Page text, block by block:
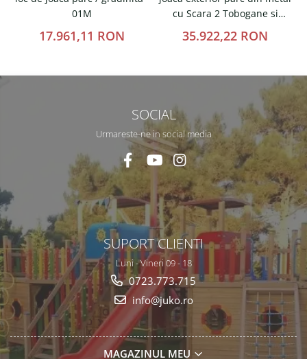
01M
17.961,11 RON
cu Scara 2 Tobogane si
Cataratoare
35.922,22 RON
SOCIAL
Urmareste-ne in social media
SUPORT CLIENTI
Luni - Vineri 09 - 18
0723.773.715
info@juko.ro
MAGAZINUL MEU